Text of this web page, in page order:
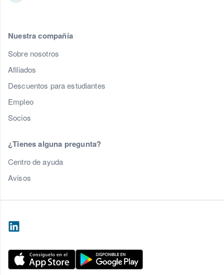
Nuestra compañía
Sobre nosotros
Afiliados
Descuentos para estudiantes
Empleo
Socios
¿Tienes alguna pregunta?
Centro de ayuda
Avisos